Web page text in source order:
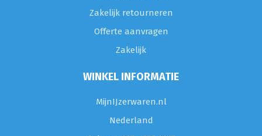
Zakelijk retourneren
Offerte aanvragen
Zakelijk
WINKEL INFORMATIE
MijnIJzerwaren.nl
Nederland